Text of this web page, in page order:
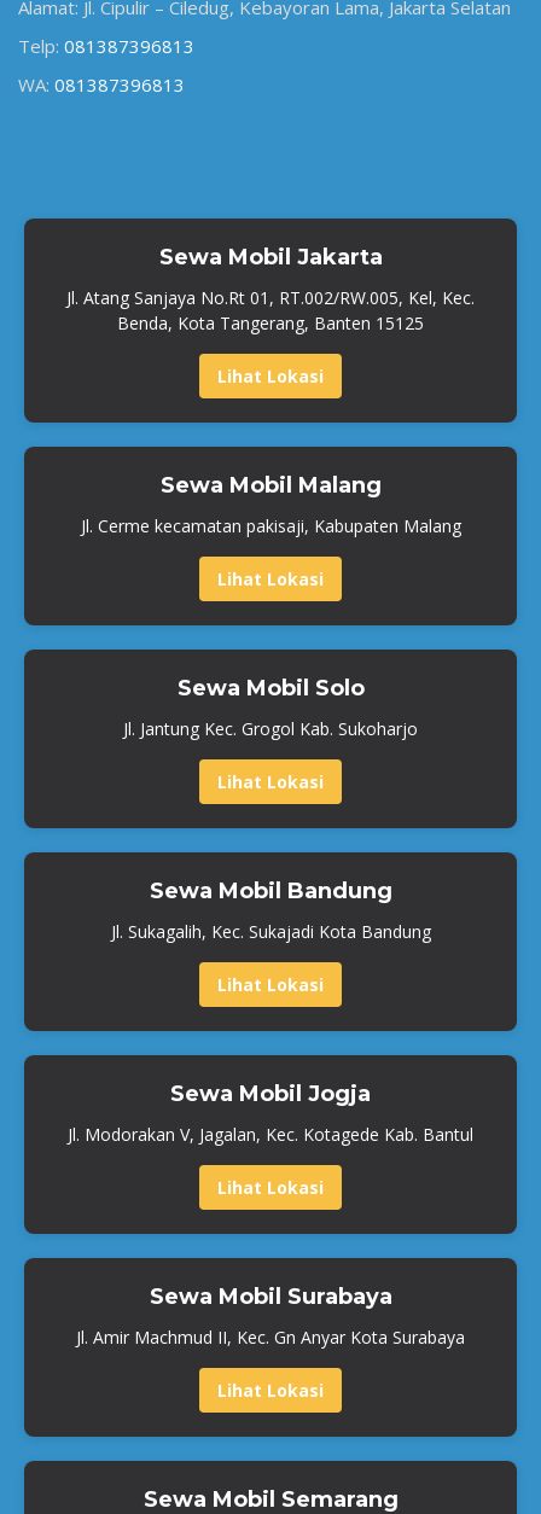
Alamat: Jl. Cipulir – Ciledug, Kebayoran Lama, Jakarta Selatan
Telp: 081387396813
WA: 081387396813
Sewa Mobil Jakarta
Jl. Atang Sanjaya No.Rt 01, RT.002/RW.005, Kel, Kec.
Benda, Kota Tangerang, Banten 15125
Lihat Lokasi
Sewa Mobil Malang
Jl. Cerme kecamatan pakisaji, Kabupaten Malang
Lihat Lokasi
Sewa Mobil Solo
Jl. Jantung Kec. Grogol Kab. Sukoharjo
Lihat Lokasi
Sewa Mobil Bandung
Jl. Sukagalih, Kec. Sukajadi Kota Bandung
Lihat Lokasi
Sewa Mobil Jogja
Jl. Modorakan V, Jagalan, Kec. Kotagede Kab. Bantul
Lihat Lokasi
Sewa Mobil Surabaya
Jl. Amir Machmud II, Kec. Gn Anyar Kota Surabaya
Lihat Lokasi
Sewa Mobil Semarang